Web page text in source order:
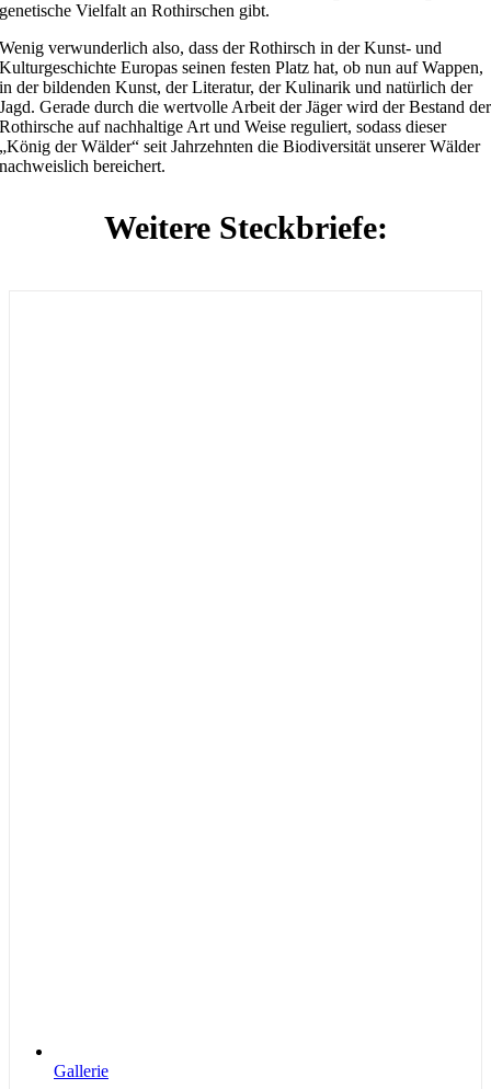
genetische Vielfalt an Rothirschen gibt.
Wenig verwunderlich also, dass der Rothirsch in der Kunst- und
Kulturgeschichte Europas seinen festen Platz hat, ob nun auf Wappen,
in der bildenden Kunst, der Literatur, der Kulinarik und natürlich der
Jagd. Gerade durch die wertvolle Arbeit der Jäger wird der Bestand der
Rothirsche auf nachhaltige Art und Weise reguliert, sodass dieser
„König der Wälder“ seit Jahrzehnten die Biodiversität unserer Wälder
nachweislich bereichert.
Weitere Steckbriefe:
Gallerie